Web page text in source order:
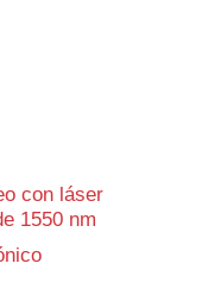
con láser
1550 nm